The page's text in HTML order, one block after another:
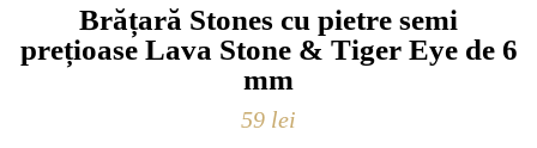
Brățară Stones cu pietre semi
prețioase Lava Stone & Tiger Eye de 6
mm
59 lei